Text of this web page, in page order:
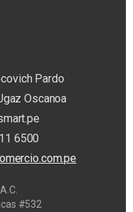
Pardo
Oscanoa
6500
#532